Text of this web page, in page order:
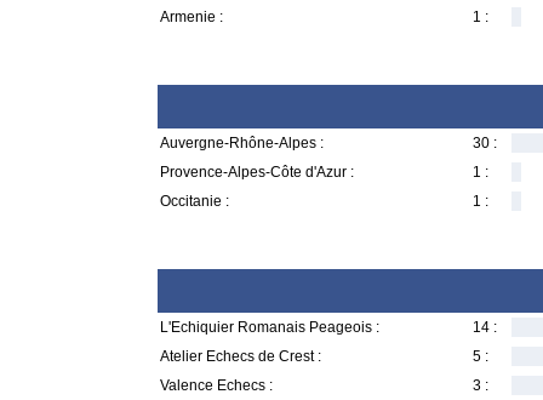
Armenie :
1 :
Auvergne-Rhône-Alpes :
30 :
Provence-Alpes-Côte d'Azur :
1 :
Occitanie :
1 :
L'Echiquier Romanais Peageois :
14 :
Atelier Echecs de Crest :
5 :
Valence Echecs :
3 :